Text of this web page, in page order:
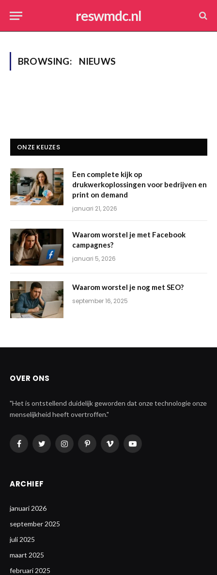
reswmdc.nl
BROWSING: NIEUWS
ONZE KEUZES
Een complete kijk op
drukwerkoplossingen voor bedrijven en
print on demand
januari 21, 2026
Waarom worstel je met Facebook
campagnes?
januari 5, 2026
Waarom worstel je nog met SEO?
september 16, 2025
OVER ONS
"Het is ontstellend duidelijk geworden dat onze technologie onze
menselijkheid heeft overtroffen."
FacebookTwitterInstagramPinterestVimeo YouTube
ARCHIEF
januari 2026
september 2025
juli 2025
maart 2025
februari 2025